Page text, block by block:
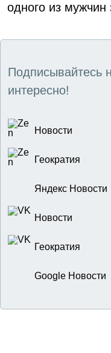
одного из мужчин
Подписывайтесь
интересно!
Новости
Геократия
Яндекс Новости
Новости
Геократия
Google Новости